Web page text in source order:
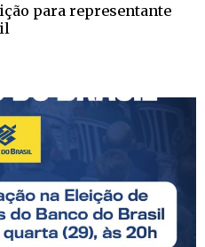
para representante